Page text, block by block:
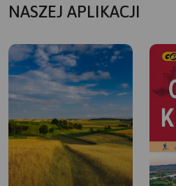
komunalne (Kowala, Piotrkowice
jest kiepski, zwłaszcza w
wycieczki miałem do czynienia
kościołami czy kaplicami.
poruszanie się między tymi
pagórków. Teren którym się
pofałdowany i towarzyszyły mi
Lasów podczas tej wycieczki
natomiast coś czego się boję
czym mam niestety częsty
NASZEJ APLIKACJI